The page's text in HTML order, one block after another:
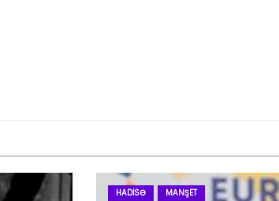
HADISƏ MANŞET